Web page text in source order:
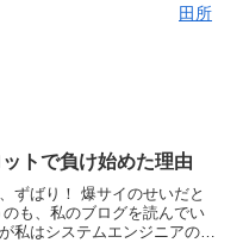
田所
トで負け始めた理由
ずばり！ 爆サイのせいだと
も、私のブログを読んでい
私はシステムエンジニアの個